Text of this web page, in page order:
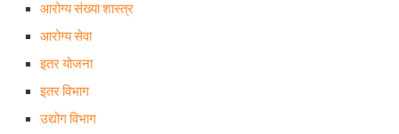
आरोग्य संख्या शास्त्र
आरोग्य सेवा
इतर योजना
इतर विभाग
उद्योग विभाग